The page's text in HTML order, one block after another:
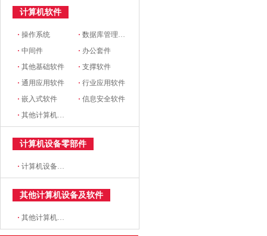
计算机软件
·操作系统 ·数据库管理系统
·中间件 · 办公套件
·其他基础软件 ·支撑软件
·通用应用软件 ·行业应用软件
·嵌入式软件 ·信息安全软件
·其他计算机软件
计算机设备零部件
·计算机设备零部件
其他计算机设备及软件
·其他计算机设备及软件